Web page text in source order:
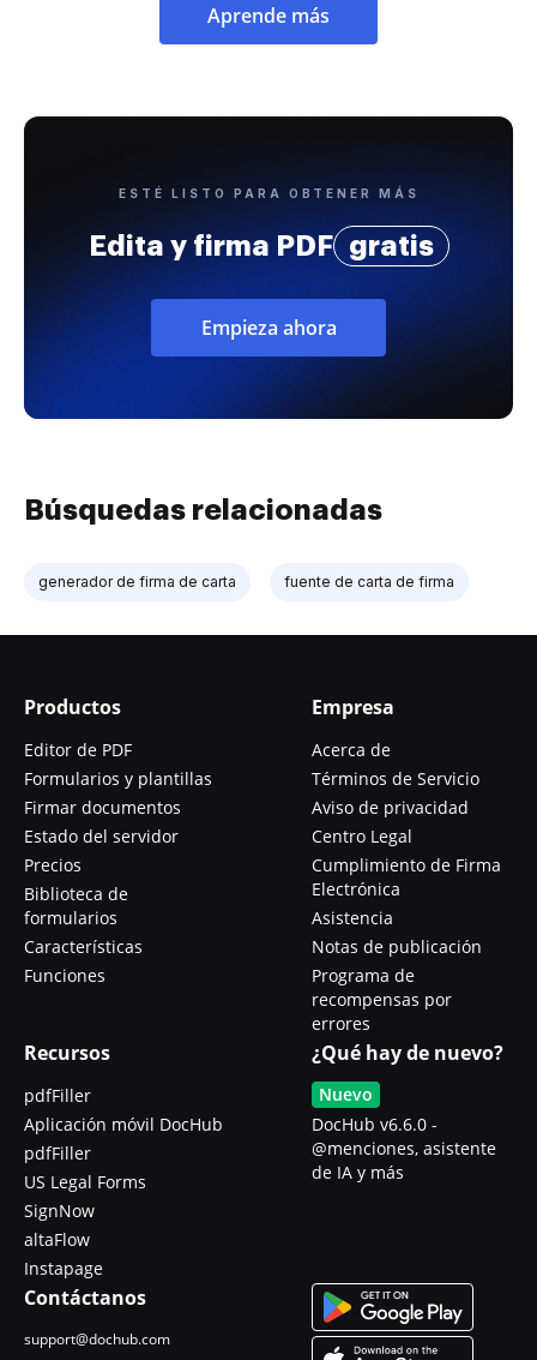
Aprende más
ESTÉ LISTO PARA OBTENER MÁS
Edita y firma PDF gratis
Empieza ahora
Búsquedas relacionadas
generador de firma de carta fuente de carta de firma
Productos
Editor de PDF
Formularios y plantillas
Firmar documentos
Estado del servidor
Precios
Biblioteca de
formularios
Características
Funciones
Empresa
Acerca de
Términos de Servicio
Aviso de privacidad
Centro Legal
Cumplimiento de Firma
Electrónica
Asistencia
Notas de publicación
Programa de
recompensas por
errores
Recursos
pdfFiller
Aplicación móvil DocHub
pdfFiller
US Legal Forms
SignNow
altaFlow
Instapage
¿Qué hay de nuevo?
Nuevo
DocHub v6.6.0 -
@menciones, asistente
de IA y más
Contáctanos
support@dochub.com